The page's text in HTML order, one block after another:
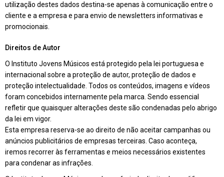
utilização destes dados destina-se apenas à comunicação entre o
cliente e a empresa e para envio de newsletters informativas e
promocionais.
Direitos de Autor
O Instituto Jovens Músicos está protegido pela lei portuguesa e
internacional sobre a proteção de autor, proteção de dados e
proteção intelectualidade. Todos os conteúdos, imagens e vídeos
foram concebidos internamente pela marca. Sendo essencial
refletir que quaisquer alterações deste são condenadas pelo abrigo
da lei em vigor.
Esta empresa reserva-se ao direito de não aceitar campanhas ou
anúncios publicitários de empresas terceiras. Caso aconteça,
iremos recorrer às ferramentas e meios necessários existentes
para condenar as infrações.